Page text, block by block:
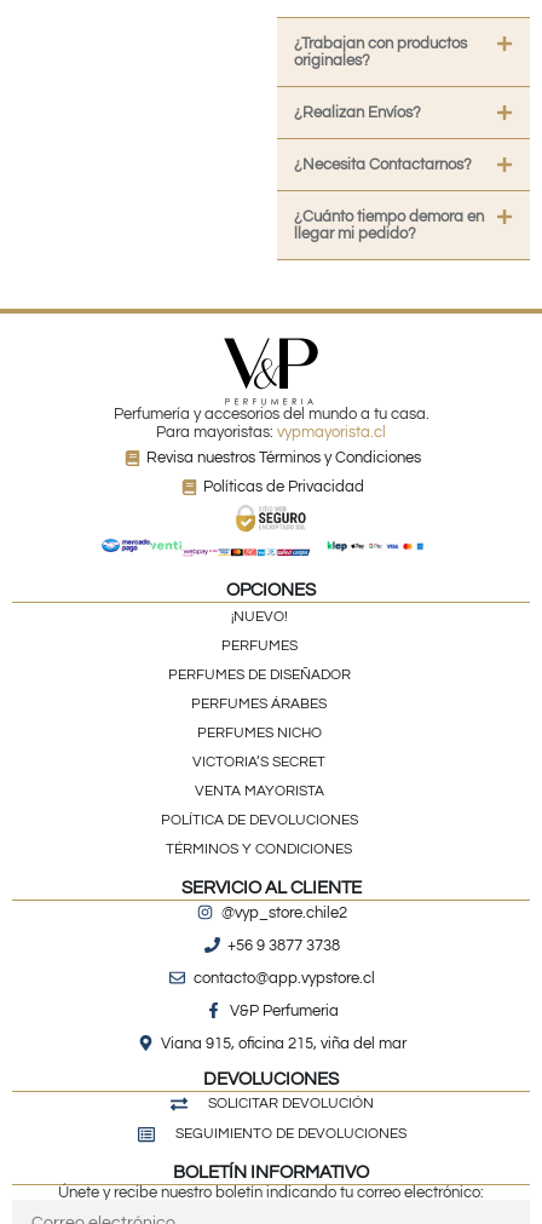
¿Trabajan con productos
originales?
¿Realizan Envíos?
¿Necesita Contactarnos?
¿Cuánto tiempo demora en
llegar mi pedido?
Perfumería y accesorios del mundo a tu casa.
Para mayoristas: vypmayorista.cl
Revisa nuestros Términos y Condiciones
Políticas de Privacidad
OPCIONES
¡NUEVO!
PERFUMES
PERFUMES DE DISEÑADOR
PERFUMES ÁRABES
PERFUMES NICHO
VICTORIA’S SECRET
VENTA MAYORISTA
POLÍTICA DE DEVOLUCIONES
TÉRMINOS Y CONDICIONES
SERVICIO AL CLIENTE
@vyp_store.chile2
+56 9 3877 3738
contacto@app.vypstore.cl
V&P Perfumeria
Viana 915, oficina 215, viña del mar
DEVOLUCIONES
SOLICITAR DEVOLUCIÓN
SEGUIMIENTO DE DEVOLUCIONES
BOLETÍN INFORMATIVO
Únete y recibe nuestro boletín indicando tu correo electrónico: